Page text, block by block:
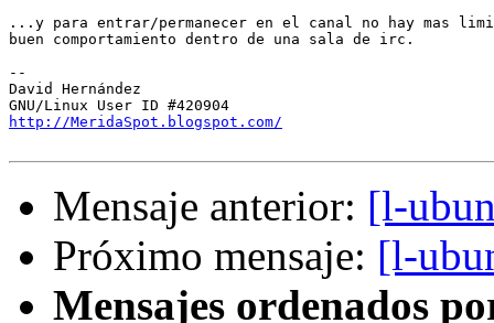
...y para entrar/permanecer en el canal no hay mas
buen comportamiento dentro de una sala de irc.
--
David Hernández
http://MeridaSpot.blogspot.com/
Mensaje anterior: [l-
Próximo mensaje: [l-
Mensajes ordenados